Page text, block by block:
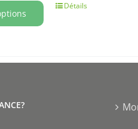
Détails